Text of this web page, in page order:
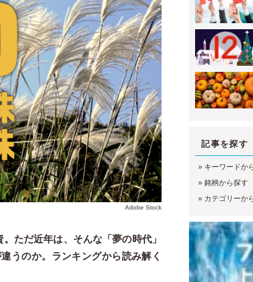
Adobe Stock
ただ近年は、そんな「夢の時代」
うのか。ランキングから読み解く
記事を探す
» キーワードか
»銘柄から探す
» カテゴリーか